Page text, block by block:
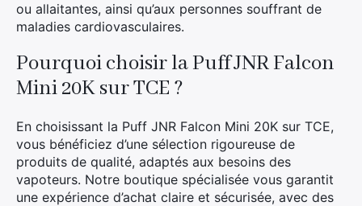
ou allaitantes, ainsi qu’aux personnes souffrant de
maladies cardiovasculaires.
Pourquoi choisir la Puff JNR Falcon
Mini 20K sur TCE ?
En choisissant la Puff JNR Falcon Mini 20K sur TCE,
vous bénéficiez d’une sélection rigoureuse de
produits de qualité, adaptés aux besoins des
vapoteurs. Notre boutique spécialisée vous garantit
une expérience d’achat claire et sécurisée, avec des